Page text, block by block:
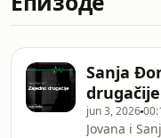
Sanja
drugačije
jun 3, 2026
Jovana i